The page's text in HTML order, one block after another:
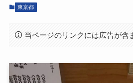
東京都
当ページのリンクには広告が含